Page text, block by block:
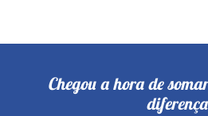
Chegou a hora de